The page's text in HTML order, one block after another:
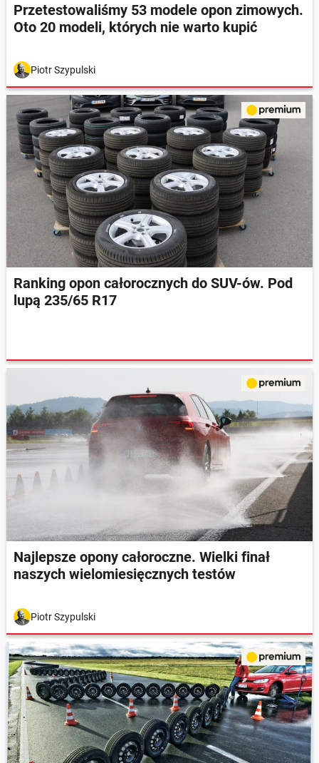
Przetestowaliśmy 53 modele opon zimowych.
Oto 20 modeli, których nie warto kupić
Piotr Szypulski
Ranking opon całorocznych do SUV-ów. Pod
lupą 235/65 R17
Najlepsze opony całoroczne. Wielki finał
naszych wielomiesięcznych testów
Piotr Szypulski